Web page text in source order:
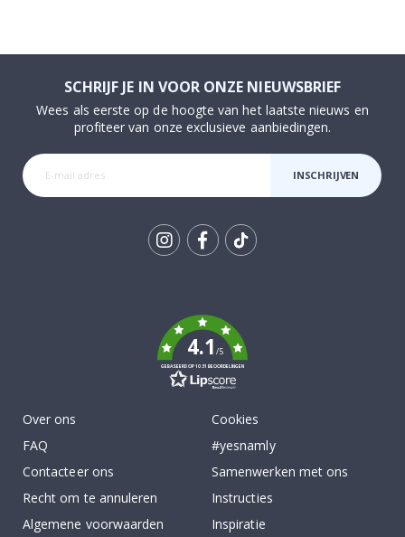
SCHRIJF JE IN VOOR ONZE NIEUWSBRIEF
Wees als eerste op de hoogte van het laatste nieuws en
profiteer van onze exclusieve aanbiedingen.
INSCHRIJVEN
4.1/5
GEBASEERD OP 1031 BEOORDELINGEN
Over ons
FAQ
Contacteer ons
Recht om te annuleren
Algemene voorwaarden
Cookies
#yesnamly
Samenwerken met ons
Instructies
Inspiratie